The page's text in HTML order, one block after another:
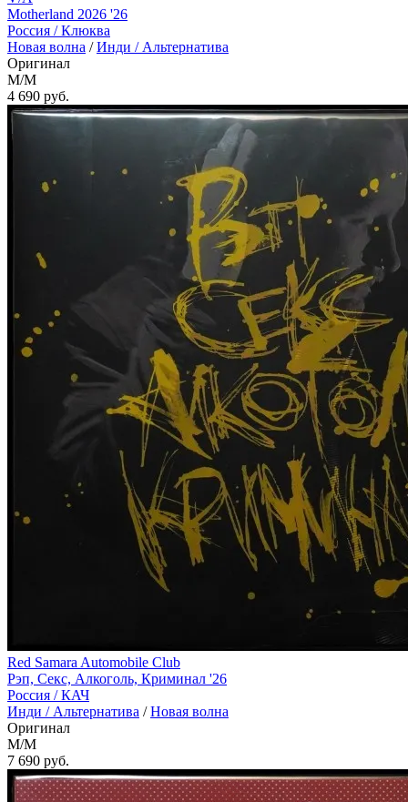
Motherland 2026 '26
Россия /Клюква
Новая волна /Инди / Альтернатива
Оригинал
M/M
4 690 руб.
Red Samara Automobile Club
Рэп, Секс, Алкоголь, Криминал '26
Россия /КАЧ
Инди / Альтернатива /Новая волна
Оригинал
M/M
7 690 руб.